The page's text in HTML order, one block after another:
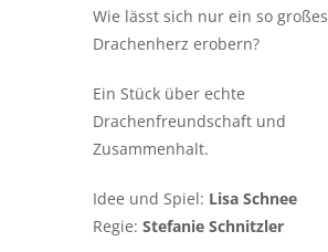
Wie lässt sich nur ein so großes
Drachenherz erobern?
Ein Stück über echte
Drachenfreundschaft und
Zusammenhalt.
Idee und Spiel: Lisa Schnee
Regie: Stefanie Schnitzler